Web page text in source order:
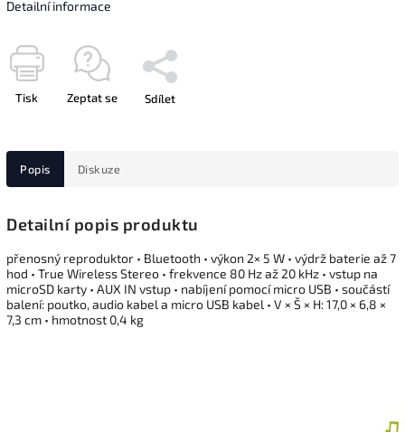
Detailní informace
Tisk Zeptat se Sdílet
Popis Diskuze
Detailní popis produktu
přenosný reproduktor • Bluetooth • výkon 2× 5 W • výdrž baterie až 7
hod • True Wireless Stereo • frekvence 80 Hz až 20 kHz • vstup na
microSD karty • AUX IN vstup • nabíjení pomocí micro USB • součástí
balení: poutko, audio kabel a micro USB kabel • V × Š × H: 17,0 × 6,8 ×
7,3 cm • hmotnost 0,4 kg